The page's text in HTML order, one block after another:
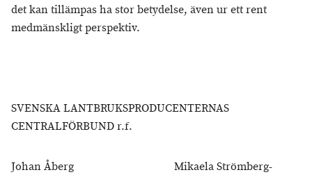
det kan tillämpas ha stor betydelse, även ur ett rent
medmänskligt perspektiv.
SVENSKA LANTBRUKSPRODUCENTERNAS
CENTRALFÖRBUND r.f.
Johan Åberg Mikaela Strömberg-